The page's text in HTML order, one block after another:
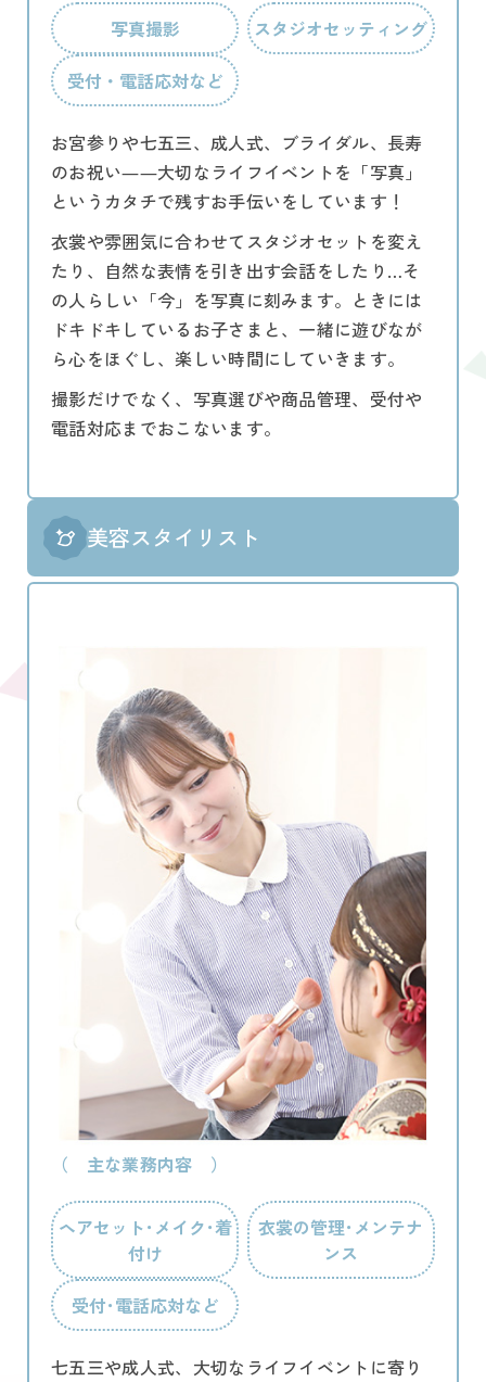
写真撮影
スタジオセッティング
受付・電話応対など
お宮参りや七五三、成人式、ブライダル、長寿
のお祝い――大切なライフイベントを「写真」
というカタチで残すお手伝いをしています！
衣裳や雰囲気に合わせてスタジオセットを変え
たり、自然な表情を引き出す会話をしたり…そ
の人らしい「今」を写真に刻みます。ときには
ドキドキしているお子さまと、一緒に遊びなが
ら心をほぐし、楽しい時間にしていきます。
撮影だけでなく、写真選びや商品管理、受付や
電話対応までおこないます。
美容スタイリスト
（ 主な業務内容 ）
ヘアセット･メイク･着
付け
衣裳の管理･メンテナ
ンス
受付･電話応対など
七五三や成人式、大切なライフイベントに寄り